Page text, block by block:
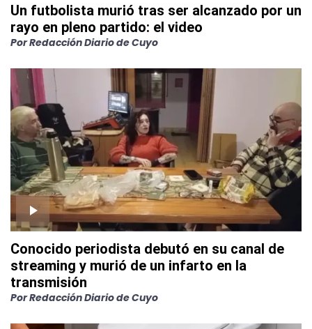
Un futbolista murió tras ser alcanzado por un
rayo en pleno partido: el video
PorRedacción Diario de Cuyo
Conocido periodista debutó en su canal de
streaming y murió de un infarto en la
transmisión
PorRedacción Diario de Cuyo